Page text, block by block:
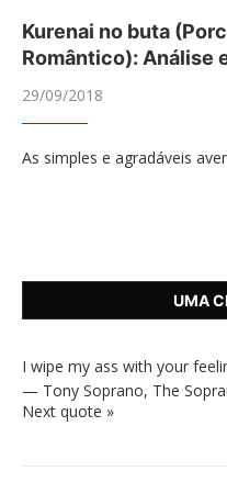
Kurenai no buta
Romântico): Análise
29/09/2018
As simples e agradáveis
UMA
I wipe my ass with your
— Tony Soprano, The
Next quote »